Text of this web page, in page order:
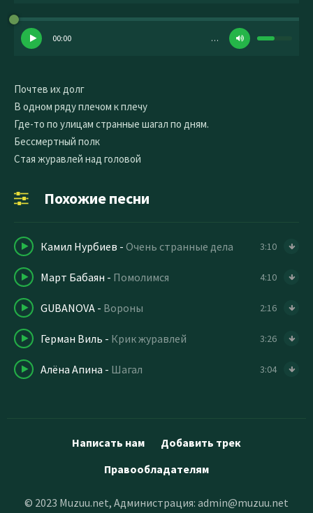
00:00 …
Почтев их долг
В одном ряду плечом к плечу
Где-то по улицам странные шагал по дням.
Бессмертный полк
Стая журавлей над головой
Похожие песни
Камил Нурбиев - Очень странные дела 3:10
Март Бабаян - Помолимся 4:10
GUBANOVA - Вороны 2:16
Герман Виль - Крик журавлей 3:26
Алёна Апина - Шагал 3:04
Написать нам
Добавить трек
Правообладателям
© 2023 Muzuu.net, Администрация: admin@muzuu.net